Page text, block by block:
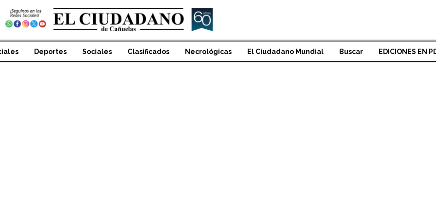
Deportes Sociales Clasificados Necrológicas El Ciudadano Mundial Buscar EDICIONES EN